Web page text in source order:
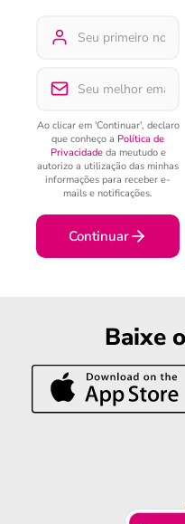
Ao clicar em 'Continuar', declaro
que conheço a Política de
Privacidadeda meutudo e
autorizo a utilização das minhas
informações para receber e-
mails e notificações.
Continuar
Baixe